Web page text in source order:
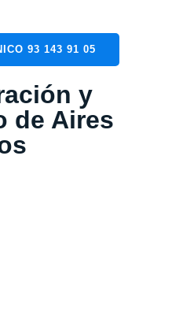
93 143 91 05
y
de Aires